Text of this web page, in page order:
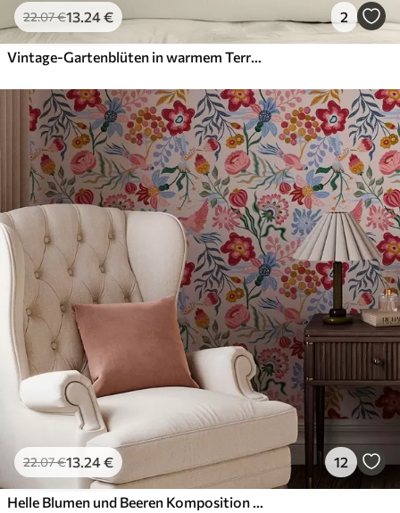
22.07€13.24€ 2
Vintage-Gartenblüten in warmem Terrakotta und Pfirsich
22.07€13.24€ 12
Helle Blumen und Beeren Komposition mit Papageien